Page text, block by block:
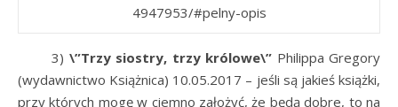
4947953/#pelny-opis
3) \”Trzy siostry, trzy królowe\” Philippa Gregory
(wydawnictwo Książnica) 10.05.2017 – jeśli są jakieś książki,
przy których mogę w ciemno założyć, że będą dobre, to na